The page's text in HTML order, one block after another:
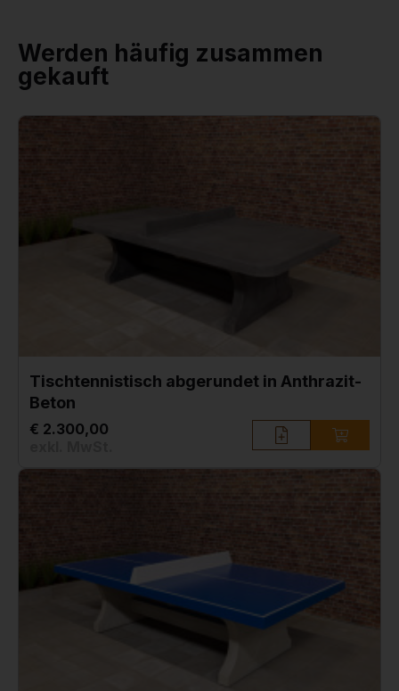
Werden häufig zusammen
gekauft
Tischtennistisch abgerundet in Anthrazit-
Beton
€ 2.300,00